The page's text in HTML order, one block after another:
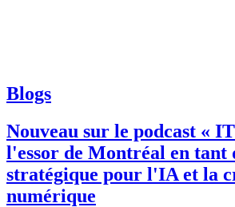
Blogs
Nouveau sur le podcast «
l'essor de Montréal en tant
stratégique pour l'IA et la
numérique